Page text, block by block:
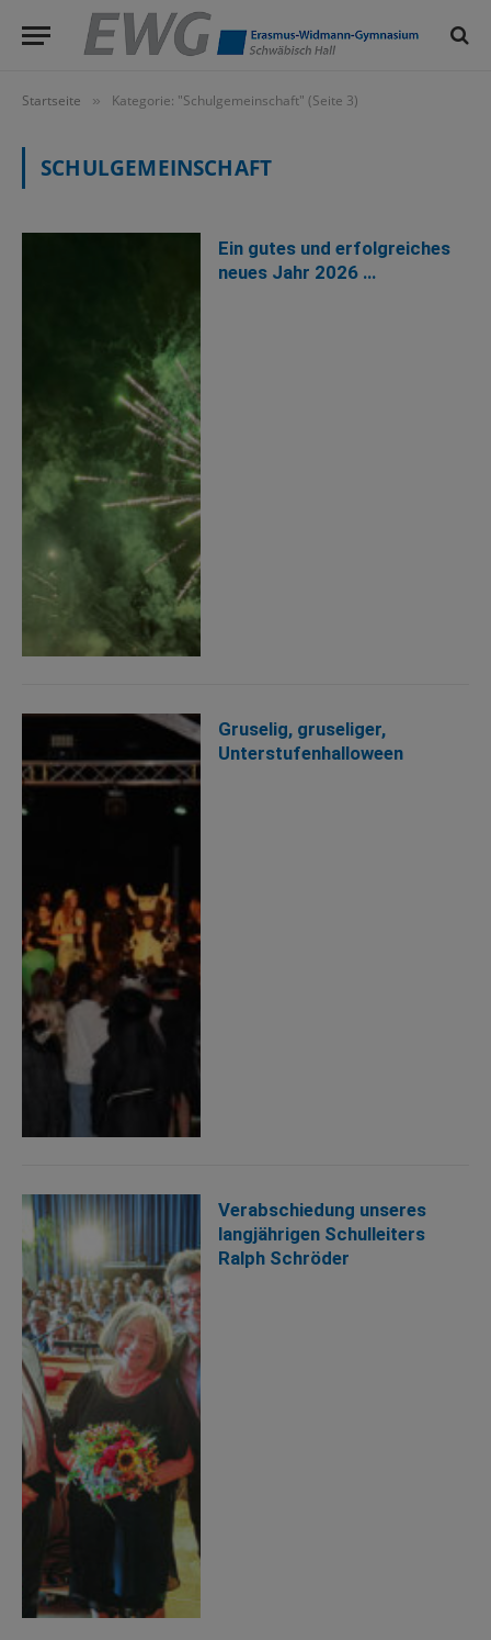
Startseite » Kategorie: "Schulgemeinschaft" (Seite 3)
SCHULGEMEINSCHAFT
Ein gutes und erfolgreiches
neues Jahr 2026 …
Gruselig, gruseliger,
Unterstufenhalloween
Verabschiedung unseres
langjährigen Schulleiters
Ralph Schröder